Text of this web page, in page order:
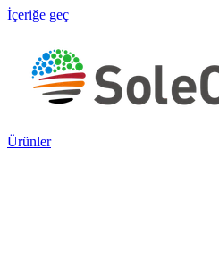
İçeriğe geç
Ürünler